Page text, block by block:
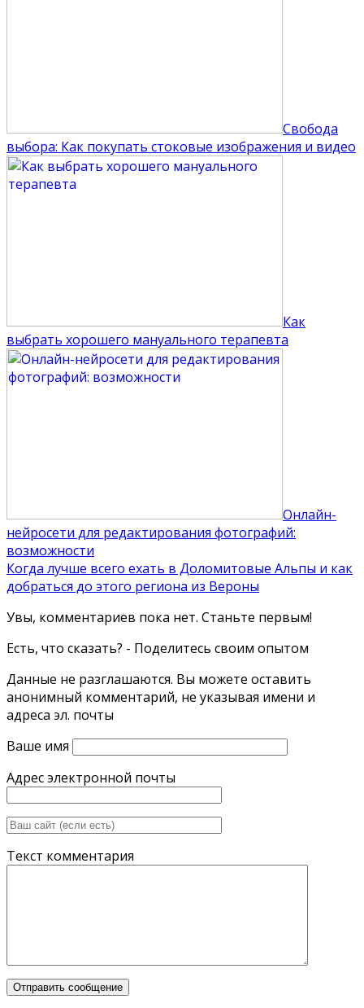
Свобода
выбора: Как покупать стоковые изображения и видео
Как
выбрать хорошего мануального терапевта
Онлайн-
нейросети для редактирования фотографий:
возможности
Когда лучше всего ехать в Доломитовые Альпы и как
добраться до этого региона из Вероны
Увы, комментариев пока нет. Станьте первым!
Есть, что сказать? - Поделитесь своим опытом
Данные не разглашаются. Вы можете оставить
анонимный комментарий, не указывая имени и
адреса эл. почты
Ваше имя
Адрес электронной почты
Текст комментария